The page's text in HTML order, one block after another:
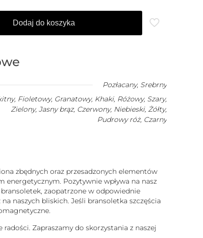
Dodaj do koszyka
Pozłacany, Srebrny
Fioletowy, Granatowy, Khaki, Różowy, Szary,
Zielony, Jasny brąz, Czerwony, Niebieski, Żółty,
Pudrowy róż, Czarny
zbędnych oraz przesadzonych elementów
energetycznym. Pozytywnie wpływa na nasz
zaopatrzone w odpowiednie
naszych bliskich. Jeśli bransoletka szczęścia
Zapraszamy do skorzystania z naszej